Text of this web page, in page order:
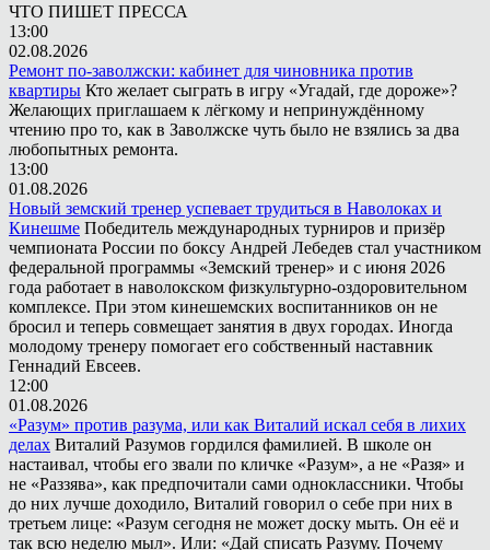
ЧТО ПИШЕТ ПРЕССА
13:00
02.08.2026
Ремонт по-заволжски: кабинет для чиновника против
квартиры Кто желает сыграть в игру «Угадай, где дороже»?
Желающих приглашаем к лёгкому и непринуждённому
чтению про то, как в Заволжске чуть было не взялись за два
любопытных ремонта.
13:00
01.08.2026
Новый земский тренер успевает трудиться в Наволоках и
Кинешме Победитель международных турниров и призёр
чемпионата России по боксу Андрей Лебедев стал участником
федеральной программы «Земский тренер» и с июня 2026
года работает в наволокском физкультурно-оздоровительном
комплексе. При этом кинешемских воспитанников он не
бросил и теперь совмещает занятия в двух городах. Иногда
молодому тренеру помогает его собственный наставник
Геннадий Евсеев.
12:00
01.08.2026
«Разум» против разума, или как Виталий искал себя в лихих
делах Виталий Разумов гордился фамилией. В школе он
настаивал, чтобы его звали по кличке «Разум», а не «Разя» и
не «Раззява», как предпочитали сами одноклассники. Чтобы
до них лучше доходило, Виталий говорил о себе при них в
третьем лице: «Разум сегодня не может доску мыть. Он её и
так всю неделю мыл». Или: «Дай списать Разуму. Почему